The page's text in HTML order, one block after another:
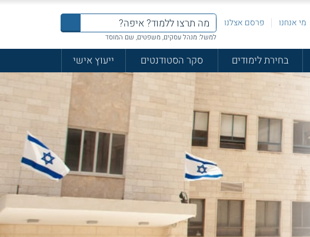
מי אנחנו פרסם אצלנו
למשל: מנהל עסקים, משפטים, שם המוסד
בחירת לימודים סקר הסטודנטים
ייעוץ אישי